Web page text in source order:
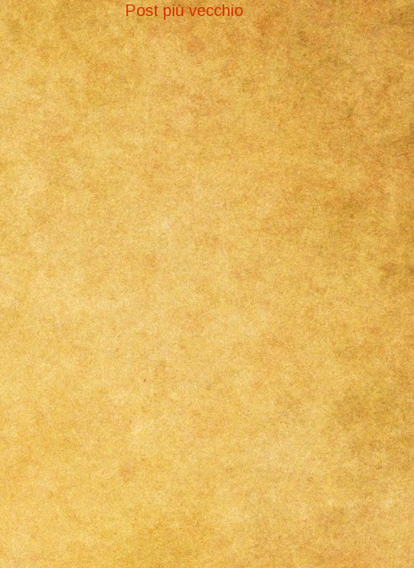
Post più vecchio